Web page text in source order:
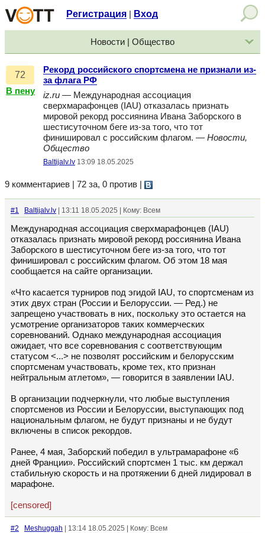
Регистрация Вход
Новости | Общество
72
В пену
Рекорд российского спортсмена не признали из-
за флага РФ
iz.ru — Международная ассоциация
сверхмарафонцев (IAU) отказалась признать
мировой рекорд россиянина Ивана Заборского в
шестисуточном беге из-за того, что тот
финишировал с российским флагом. — Новости,
Общество
Baltijalv.lv 13:09 18.05.2025
9 комментариев | 72 за, 0 против
#1 Baltijalv.lv | 13:11 18.05.2025 | Кому: Всем
Международная ассоциация сверхмарафонцев (IAU)
отказалась признать мировой рекорд россиянина Ивана
Заборского в шестисуточном беге из-за того, что тот
финишировал с российским флагом. Об этом 18 мая
сообщается на сайте организации.
«Что касается турниров под эгидой IAU, то спортсменам из
этих двух стран (России и Белоруссии. — Ред.) не
запрещено участвовать в них, поскольку это остается на
усмотрение организаторов таких коммерческих
соревнований. Однако международная ассоциация
ожидает, что все соревнования с соответствующим
статусом <...> не позволят российским и белорусским
спортсменам участвовать, кроме тех, кто признан
нейтральным атлетом», — говорится в заявлении IAU.
В организации подчеркнули, что любые выступления
спортсменов из России и Белоруссии, выступающих под
национальным флагом, не будут признаны и не будут
включены в список рекордов.
Ранее, 4 мая, Заборский победил в ультрамарафоне «6
дней Франции». Российский спортсмен 1 тыс. км держал
стабильную скорость и на протяжении 6 дней лидировал в
марафоне.
[censored]
#2 Meshuggah | 13:14 18.05.2025 | Кому: Всем